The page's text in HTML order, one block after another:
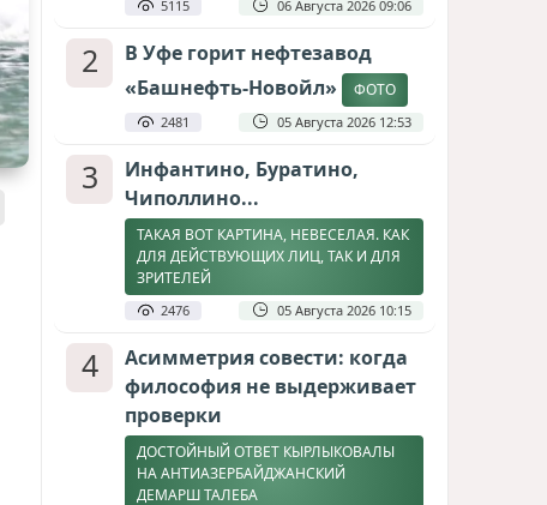
5115 06 Августа 2026 09:06
2
В Уфе горит нефтезавод
«Башнефть-Новойл»
ФОТО
2481 05 Августа 2026 12:53
3
Инфантино, Буратино,
Чиполлино...
ТАКАЯ ВОТ КАРТИНА, НЕВЕСЕЛАЯ. КАК
ДЛЯ ДЕЙСТВУЮЩИХ ЛИЦ, ТАК И ДЛЯ
ЗРИТЕЛЕЙ
2476 05 Августа 2026 10:15
4
Асимметрия совести: когда
философия не выдерживает
проверки
ДОСТОЙНЫЙ ОТВЕТ КЫРЛЫКОВАЛЫ
НА АНТИАЗЕРБАЙДЖАНСКИЙ
ДЕМАРШ ТАЛЕБА